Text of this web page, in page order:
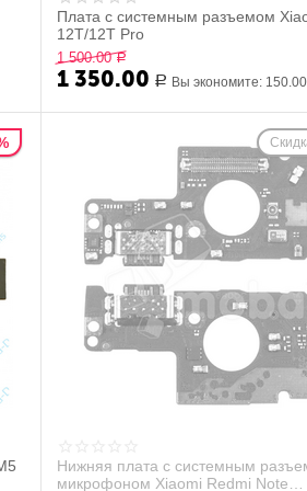
Плата с системным разъемом
12T/12T Pro
1 500.00 Р
1 350.00 Р Вы экономите: 150.00
Нижняя плата с системным
микрофоном Xiaomi Redmi Note